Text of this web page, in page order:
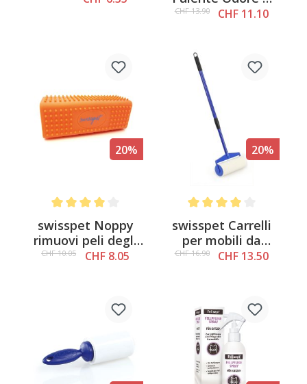
Macchie, 500ml
CHF 13.90 CHF 11.10
20%
Average rating of 4 out of 5 stars
swisspet Noppy
rimuovi peli degli
animali
CHF 10.05 CHF 8.05
20%
Average rating of 4 out of
swisspet Carrelli
per mobili da
pavimento XXL con
CHF 16.90 CHF 13.50